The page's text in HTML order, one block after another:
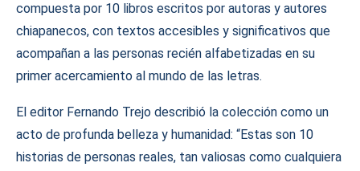
compuesta por 10 libros escritos por autoras y autores
chiapanecos, con textos accesibles y significativos que
acompañan a las personas recién alfabetizadas en su
primer acercamiento al mundo de las letras.
El editor Fernando Trejo describió la colección como un
acto de profunda belleza y humanidad: “Estas son 10
historias de personas reales, tan valiosas como cualquiera